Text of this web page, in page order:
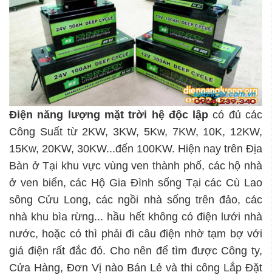
Điện năng lượng mặt trời hệ độc lậpcó đủ các
Công Suất từ 2KW, 3KW, 5Kw, 7KW, 10K, 12KW,
15Kw, 20KW, 30KW...đến 100KW. Hiện nay trên Địa
Bàn ở Tại khu vực vùng ven thành phố, các hộ nhà
ở ven biển, các Hộ Gia Đình sống Tại các Cù Lao
sông Cửu Long, các ngồi nhà sống trên đảo, các
nhà khu bìa rừng... hầu hết không có điện lưới nhà
nước, hoặc có thì phải đi câu điện nhờ tạm bợ với
giá điện rất đắc đỏ. Cho nên để tìm được Công ty,
Cửa Hàng, Đơn Vị nào Bán Lẻ và thi công Lắp Đặt